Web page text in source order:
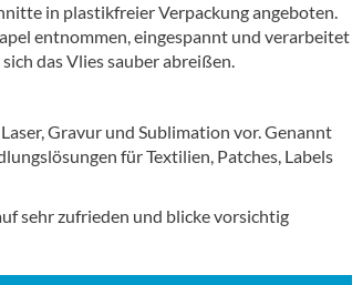
in plastikfreier Verpackung angeboten.
entnommen, eingespannt und verarbeitet
das Vlies sauber abreißen.
Gravur und Sublimation vor. Genannt
für Textilien, Patches, Labels
sehr zufrieden und blicke vorsichtig